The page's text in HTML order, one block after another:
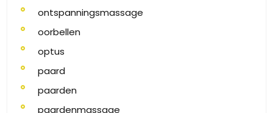
ontspanningsmassage
oorbellen
optus
paard
paarden
paardenmassage